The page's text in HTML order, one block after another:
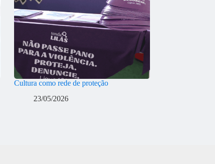
Cultura como rede de proteção
23/05/2026